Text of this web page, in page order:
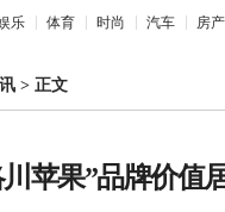
乐 体育 时尚 汽车 房产
> 正文
苹果”品牌价值